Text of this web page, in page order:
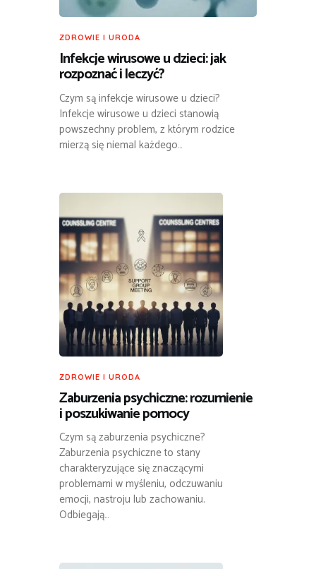
ZDROWIE I URODA
Infekcje wirusowe u dzieci: jak
rozpoznać i leczyć?
Czym są infekcje wirusowe u dzieci?
Infekcje wirusowe u dzieci stanowią
powszechny problem, z którym rodzice
mierzą się niemal każdego…
ZDROWIE I URODA
Zaburzenia psychiczne: rozumienie
i poszukiwanie pomocy
Czym są zaburzenia psychiczne?
Zaburzenia psychiczne to stany
charakteryzujące się znaczącymi
problemami w myśleniu, odczuwaniu
emocji, nastroju lub zachowaniu.
Odbiegają…